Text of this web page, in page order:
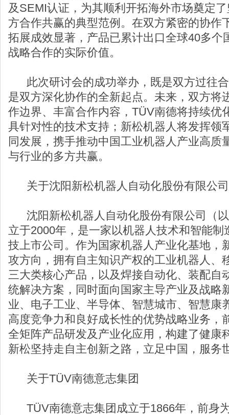
及SEMI认证，为其顺利开拓海外市场奠定
方合作共赢的典型范例。在双方紧密的协作
拓展成效显著，产品已累计出口全球40多个
战略合作的实际价值。
此次研讨会的成功举办，既是双方过往
是双方深化协作的全新起点。未来，双方将
作边界、丰富合作内容，TÜV南德将持续优
具针对性的技术支持；新松机器人将发挥领
同发展，携手推动中国工业机器人产业高质
与行业的多方共赢。
关于沈阳新松机器人自动化股份有限公司
沈阳新松机器人自动化股份有限公司（
立于2000年，是一家以机器人技术和智能
技上市公司。作为国家机器人产业化基地，
攻方向，拥有自主知识产权的工业机器人、
三大类核心产品，以及焊接自动化、装配自
统解决方案，同时面向国家主导产业及战略
业、电子工业、半导体、智慧城市、智慧康
高度竞争力和良好成长性的优势战略业务，
全矩阵产品研发及产业化应用，构建了健康
新松坚持走自主创新之路，立足中国，服务
关于TÜV南德意志集团
TÜV南德意志集团成立于1866年，前身